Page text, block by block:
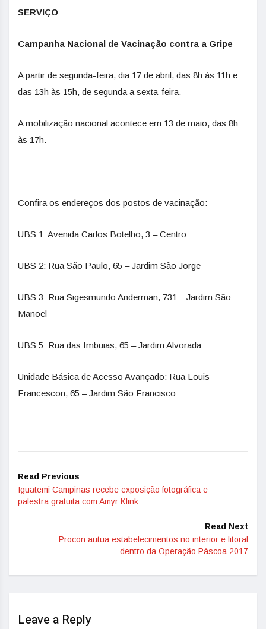
SERVIÇO
Campanha Nacional de Vacinação contra a Gripe
A partir de segunda-feira, dia 17 de abril, das 8h às 11h e
das 13h às 15h, de segunda a sexta-feira.
A mobilização nacional acontece em 13 de maio, das 8h
às 17h.
Confira os endereços dos postos de vacinação:
UBS 1: Avenida Carlos Botelho, 3 – Centro
UBS 2: Rua São Paulo, 65 – Jardim São Jorge
UBS 3: Rua Sigesmundo Anderman, 731 – Jardim São
Manoel
UBS 5: Rua das Imbuias, 65 – Jardim Alvorada
Unidade Básica de Acesso Avançado: Rua Louis
Francescon, 65 – Jardim São Francisco
Read Previous
Iguatemi Campinas recebe exposição fotográfica e
palestra gratuita com Amyr Klink
Read Next
Procon autua estabelecimentos no interior e litoral
dentro da Operação Páscoa 2017
Leave a Reply